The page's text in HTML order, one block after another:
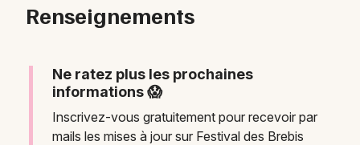
Renseignements
Ne ratez plus les prochaines
informations 😱
Inscrivez-vous gratuitement pour recevoir par
mails les mises à jour sur Festival des Brebis